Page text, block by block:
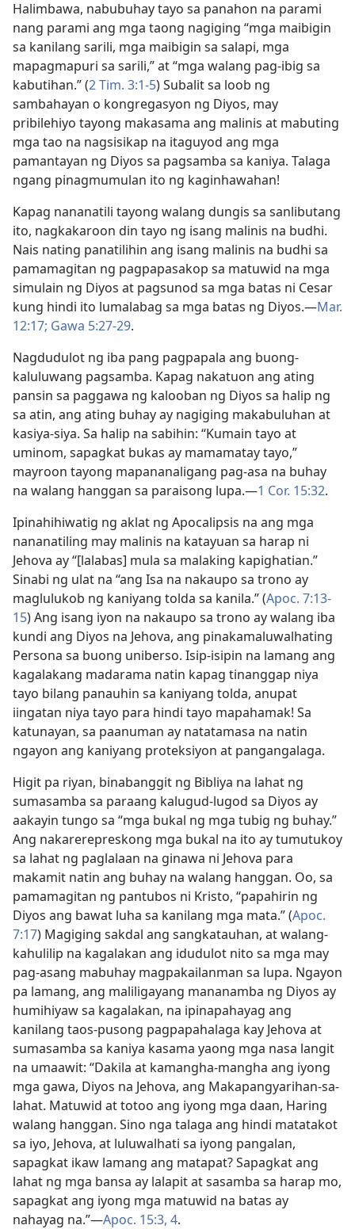
Halimbawa, nabubuhay tayo sa panahon na parami
nang parami ang mga taong nagiging “mga maibigin
sa kanilang sarili, mga maibigin sa salapi, mga
mapagmapuri sa sarili,” at “mga walang pag-ibig sa
kabutihan.” (2 Tim. 3:1-5) Subalit sa loob ng
sambahayan o kongregasyon ng Diyos, may
pribilehiyo tayong makasama ang malinis at mabuting
mga tao na nagsisikap na itaguyod ang mga
pamantayan ng Diyos sa pagsamba sa kaniya. Talaga
ngang pinagmumulan ito ng kaginhawahan!
Kapag nananatili tayong walang dungis sa sanlibutang
ito, nagkakaroon din tayo ng isang malinis na budhi.
Nais nating panatilihin ang isang malinis na budhi sa
pamamagitan ng pagpapasakop sa matuwid na mga
simulain ng Diyos at pagsunod sa mga batas ni Cesar
kung hindi ito lumalabag sa mga batas ng Diyos.​—Mar.
12:17; Gawa 5:27-29.
Nagdudulot ng iba pang pagpapala ang buong-
kaluluwang pagsamba. Kapag nakatuon ang ating
pansin sa paggawa ng kalooban ng Diyos sa halip ng
sa atin, ang ating buhay ay nagiging makabuluhan at
kasiya-siya. Sa halip na sabihin: “Kumain tayo at
uminom, sapagkat bukas ay mamamatay tayo,”
mayroon tayong mapananaligang pag-asa na buhay
na walang hanggan sa paraisong lupa.​—1 Cor. 15:32.
Ipinahihiwatig ng aklat ng Apocalipsis na ang mga
nananatiling may malinis na katayuan sa harap ni
Jehova ay “[lalabas] mula sa malaking kapighatian.”
Sinabi ng ulat na “ang Isa na nakaupo sa trono ay
maglulukob ng kaniyang tolda sa kanila.” (Apoc. 7:13-
15) Ang isang iyon na nakaupo sa trono ay walang iba
kundi ang Diyos na Jehova, ang pinakamaluwalhating
Persona sa buong uniberso. Isip-isipin na lamang ang
kagalakang madarama natin kapag tinanggap niya
tayo bilang panauhin sa kaniyang tolda, anupat
iingatan niya tayo para hindi tayo mapahamak! Sa
katunayan, sa paanuman ay natatamasa na natin
ngayon ang kaniyang proteksiyon at pangangalaga.
Higit pa riyan, binabanggit ng Bibliya na lahat ng
sumasamba sa paraang kalugud-lugod sa Diyos ay
aakayin tungo sa “mga bukal ng mga tubig ng buhay.”
Ang nakarerepreskong mga bukal na ito ay tumutukoy
sa lahat ng paglalaan na ginawa ni Jehova para
makamit natin ang buhay na walang hanggan. Oo, sa
pamamagitan ng pantubos ni Kristo, “papahirin ng
Diyos ang bawat luha sa kanilang mga mata.” (Apoc.
7:17) Magiging sakdal ang sangkatauhan, at walang-
kahulilip na kagalakan ang idudulot nito sa mga may
pag-asang mabuhay magpakailanman sa lupa. Ngayon
pa lamang, ang maliligayang mananamba ng Diyos ay
humihiyaw sa kagalakan, na ipinapahayag ang
kanilang taos-pusong pagpapahalaga kay Jehova at
sumasamba sa kaniya kasama yaong mga nasa langit
na umaawit: “Dakila at kamangha-mangha ang iyong
mga gawa, Diyos na Jehova, ang Makapangyarihan-sa-
lahat. Matuwid at totoo ang iyong mga daan, Haring
walang hanggan. Sino nga talaga ang hindi matatakot
sa iyo, Jehova, at luluwalhati sa iyong pangalan,
sapagkat ikaw lamang ang matapat? Sapagkat ang
lahat ng mga bansa ay lalapit at sasamba sa harap mo,
sapagkat ang iyong mga matuwid na batas ay
nahayag na.”​—Apoc. 15:3, 4.